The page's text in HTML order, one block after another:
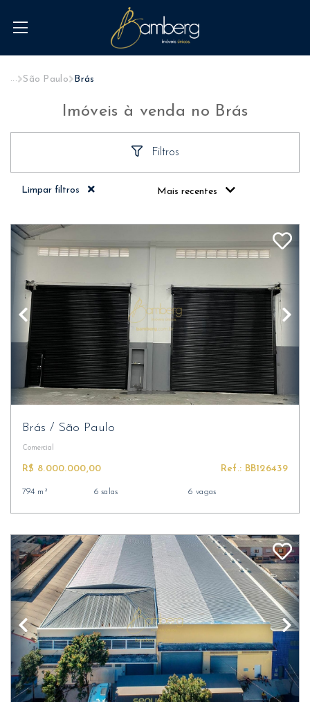
... São Paulo Brás
Imóveis à venda no Brás
Filtros
Limpar filtros Mais recentes
Brás/ São Paulo
Comercial
R$ 8.000.000,00 Ref.: BB126439
794 m² 6 salas 6 vagas